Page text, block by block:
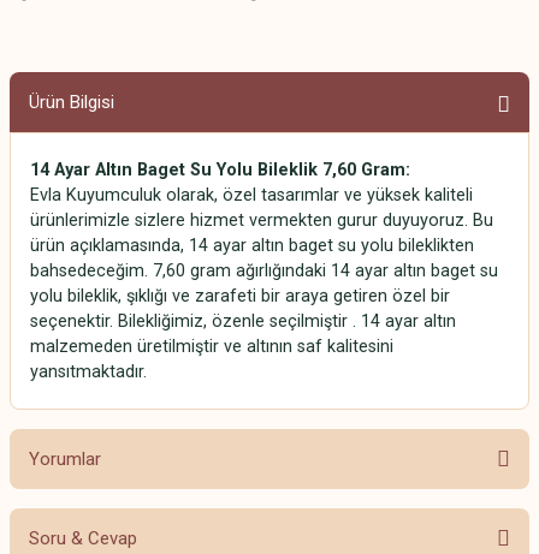
Ürün Bilgisi
14 Ayar Altın Baget Su Yolu Bileklik 7,60 Gram:
Evla Kuyumculuk olarak, özel tasarımlar ve yüksek kaliteli
ürünlerimizle sizlere hizmet vermekten gurur duyuyoruz. Bu
ürün açıklamasında, 14 ayar altın baget su yolu bileklikten
bahsedeceğim. 7,60 gram ağırlığındaki 14 ayar altın baget su
yolu bileklik, şıklığı ve zarafeti bir araya getiren özel bir
seçenektir. Bilekliğimiz, özenle seçilmiştir . 14 ayar altın
malzemeden üretilmiştir ve altının saf kalitesini
yansıtmaktadır.
Yorumlar
Soru & Cevap